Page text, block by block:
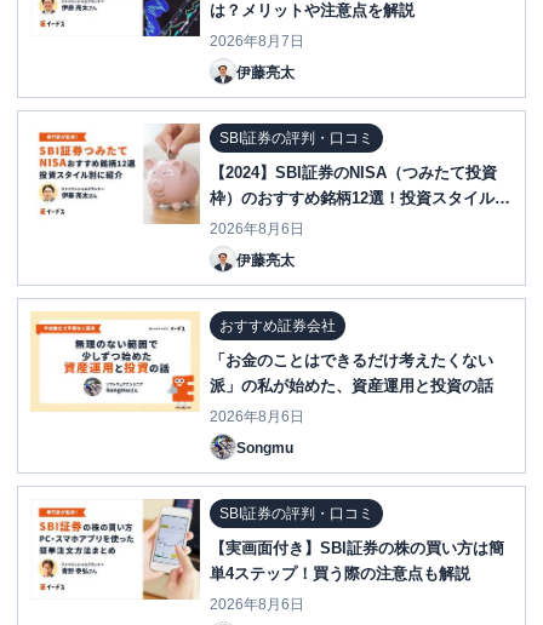
は？メリットや注意点を解説
2026年8月7日
伊藤亮太
SBI証券の評判・口コミ
【2024】SBI証券のNISA（つみたて投資
枠）のおすすめ銘柄12選！投資スタイル別
に紹介
2026年8月6日
伊藤亮太
おすすめ証券会社
「お金のことはできるだけ考えたくない
派」の私が始めた、資産運用と投資の話
2026年8月6日
Songmu
SBI証券の評判・口コミ
【実画面付き】SBI証券の株の買い方は簡
単4ステップ！買う際の注意点も解説
2026年8月6日